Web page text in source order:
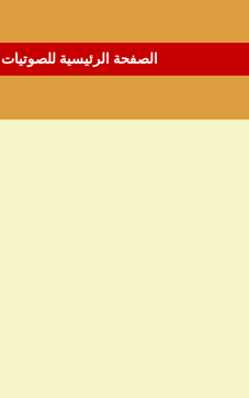
الصفحة الرئيسية للصوتيات